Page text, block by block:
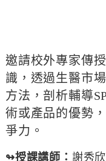
邀請校外專家傳
識，透過生醫市
方法，剖析輔導
術或產品的優勢
爭力。
↬授課講師： 謝秀